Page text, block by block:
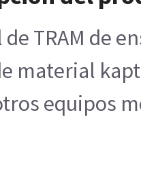
de TRAM de
material
equipos